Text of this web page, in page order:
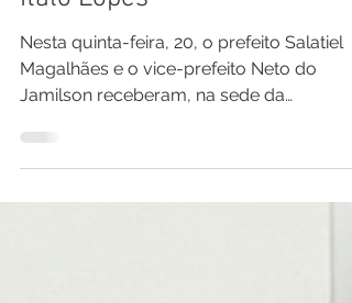
Pref. Rodrigues Alves
Prefeito Salatiel Magalhães e
vice-prefeito Neto do
Jamilson recebem secretário